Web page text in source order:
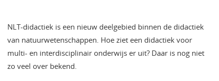
NLT-didactiek is een nieuw deelgebied binnen de didactiek
van natuurwetenschappen. Hoe ziet een didactiek voor
multi- en interdisciplinair onderwijs er uit? Daar is nog niet
zo veel over bekend.